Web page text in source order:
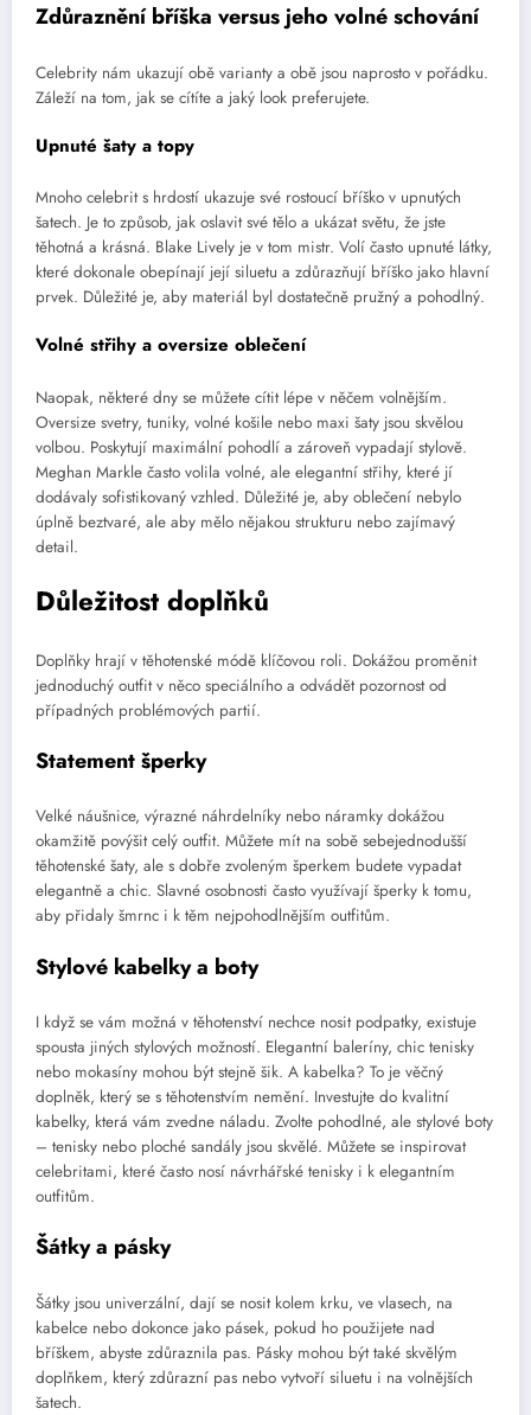
Zdůraznění bříška versus jeho volné schování
Celebrity nám ukazují obě varianty a obě jsou naprosto v pořádku.
Záleží na tom, jak se cítíte a jaký look preferujete.
Upnuté šaty a topy
Mnoho celebrit s hrdostí ukazuje své rostoucí bříško v upnutých
šatech. Je to způsob, jak oslavit své tělo a ukázat světu, že jste
těhotná a krásná. Blake Lively je v tom mistr. Volí často upnuté látky,
které dokonale obepínají její siluetu a zdůrazňují bříško jako hlavní
prvek. Důležité je, aby materiál byl dostatečně pružný a pohodlný.
Volné střihy a oversize oblečení
Naopak, některé dny se můžete cítit lépe v něčem volnějším.
Oversize svetry, tuniky, volné košile nebo maxi šaty jsou skvělou
volbou. Poskytují maximální pohodlí a zároveň vypadají stylově.
Meghan Markle často volila volné, ale elegantní střihy, které jí
dodávaly sofistikovaný vzhled. Důležité je, aby oblečení nebylo
úplně beztvaré, ale aby mělo nějakou strukturu nebo zajímavý
detail.
Důležitost doplňků
Doplňky hrají v těhotenské módě klíčovou roli. Dokážou proměnit
jednoduchý outfit v něco speciálního a odvádět pozornost od
případných problémových partií.
Statement šperky
Velké náušnice, výrazné náhrdelníky nebo náramky dokážou
okamžitě povýšit celý outfit. Můžete mít na sobě sebejednodušší
těhotenské šaty, ale s dobře zvoleným šperkem budete vypadat
elegantně a chic. Slavné osobnosti často využívají šperky k tomu,
aby přidaly šmrnc i k těm nejpohodlnějším outfitům.
Stylové kabelky a boty
I když se vám možná v těhotenství nechce nosit podpatky, existuje
spousta jiných stylových možností. Elegantní baleríny, chic tenisky
nebo mokasíny mohou být stejně šik. A kabelka? To je věčný
doplněk, který se s těhotenstvím nemění. Investujte do kvalitní
kabelky, která vám zvedne náladu. Zvolte pohodlné, ale stylové boty
– tenisky nebo ploché sandály jsou skvělé. Můžete se inspirovat
celebritami, které často nosí návrhářské tenisky i k elegantním
outfitům.
Šátky a pásky
Šátky jsou univerzální, dají se nosit kolem krku, ve vlasech, na
kabelce nebo dokonce jako pásek, pokud ho použijete nad
bříškem, abyste zdůraznila pas. Pásky mohou být také skvělým
doplňkem, který zdůrazní pas nebo vytvoří siluetu i na volnějších
šatech.